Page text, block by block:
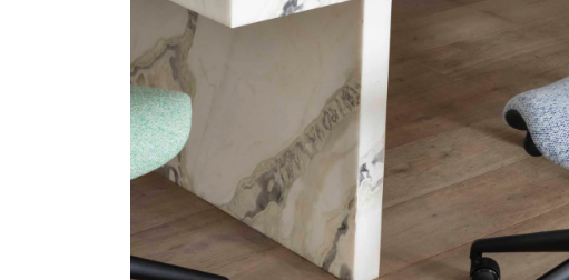
SIGN IN WITH SSO
パスワードを忘れた
Select
Region